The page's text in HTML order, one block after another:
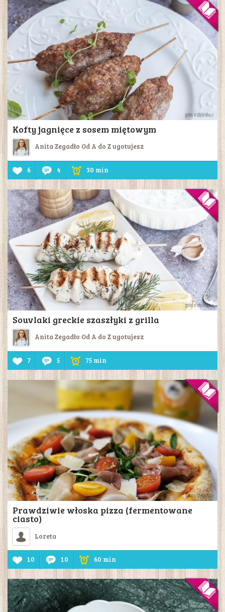
Kofty jagnięce z sosem miętowym
Anita Zegadło Od A do Z ugotujesz
6 4 30 min
Souvlaki greckie szaszłyki z grilla
Anita Zegadło Od A do Z ugotujesz
7 5 75 min
Prawdziwie włoska pizza (fermentowane
ciasto)
Loreta
10 10 60 min